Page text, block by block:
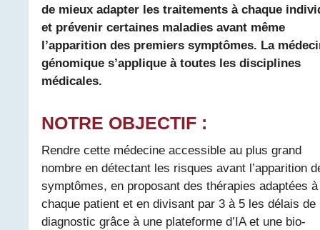
de mieux adapter les traitements à chaque
et prévenir certaines maladies avant même
l’apparition des premiers symptômes. La
génomique s’applique à toutes les disciplines
médicales.
NOTRE OBJECTIF :
Rendre cette médecine accessible au plus grand
nombre en détectant les risques avant l’apparition
symptômes, en proposant des thérapies adaptées à
chaque patient et en divisant par 3 à 5 les délais de
diagnostic grâce à une plateforme d’IA et une bio-